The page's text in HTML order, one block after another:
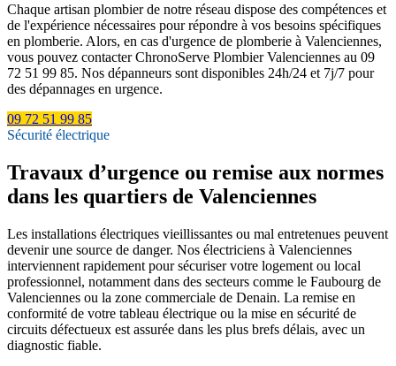
Chaque artisan plombier de notre réseau dispose des compétences et
de l'expérience nécessaires pour répondre à vos besoins spécifiques
en plomberie. Alors, en cas d'urgence de plomberie à Valenciennes,
vous pouvez contacter ChronoServe Plombier Valenciennes au 09
72 51 99 85. Nos dépanneurs sont disponibles 24h/24 et 7j/7 pour
des dépannages en urgence.
09 72 51 99 85
Sécurité électrique
Travaux d’urgence ou remise aux normes
dans les quartiers de Valenciennes
Les installations électriques vieillissantes ou mal entretenues peuvent
devenir une source de danger. Nos électriciens à Valenciennes
interviennent rapidement pour sécuriser votre logement ou local
professionnel, notamment dans des secteurs comme le Faubourg de
Valenciennes ou la zone commerciale de Denain. La remise en
conformité de votre tableau électrique ou la mise en sécurité de
circuits défectueux est assurée dans les plus brefs délais, avec un
diagnostic fiable.